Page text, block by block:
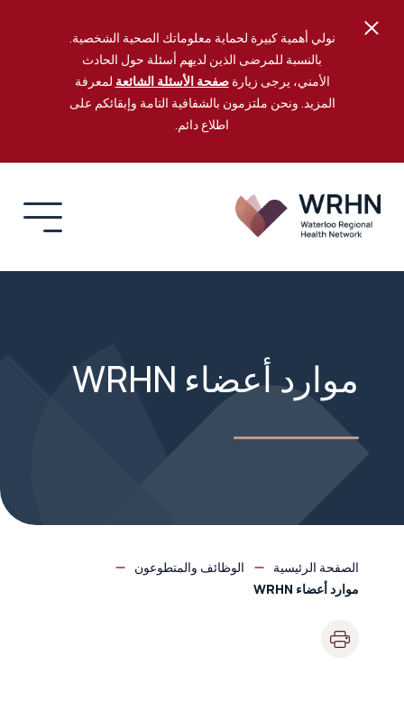
نولي أهمية كبيرة لحماية معلوماتك الصحية الشخصية.
بالنسبة للمرضى الذين لديهم أسئلة حول الحادث
الأمني، يرجى زيارةصفحة الأسئلة الشائعة لمعرفة
المزيد. ونحن ملتزمون بالشفافية التامة وإبقائكم على
اطلاع دائم.
موارد أعضاء WRHN
الصفحة الرئيسية
الوظائف والمتطوعون
موارد أعضاء WRHN